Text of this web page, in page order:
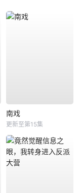
南戏
更新至第15集